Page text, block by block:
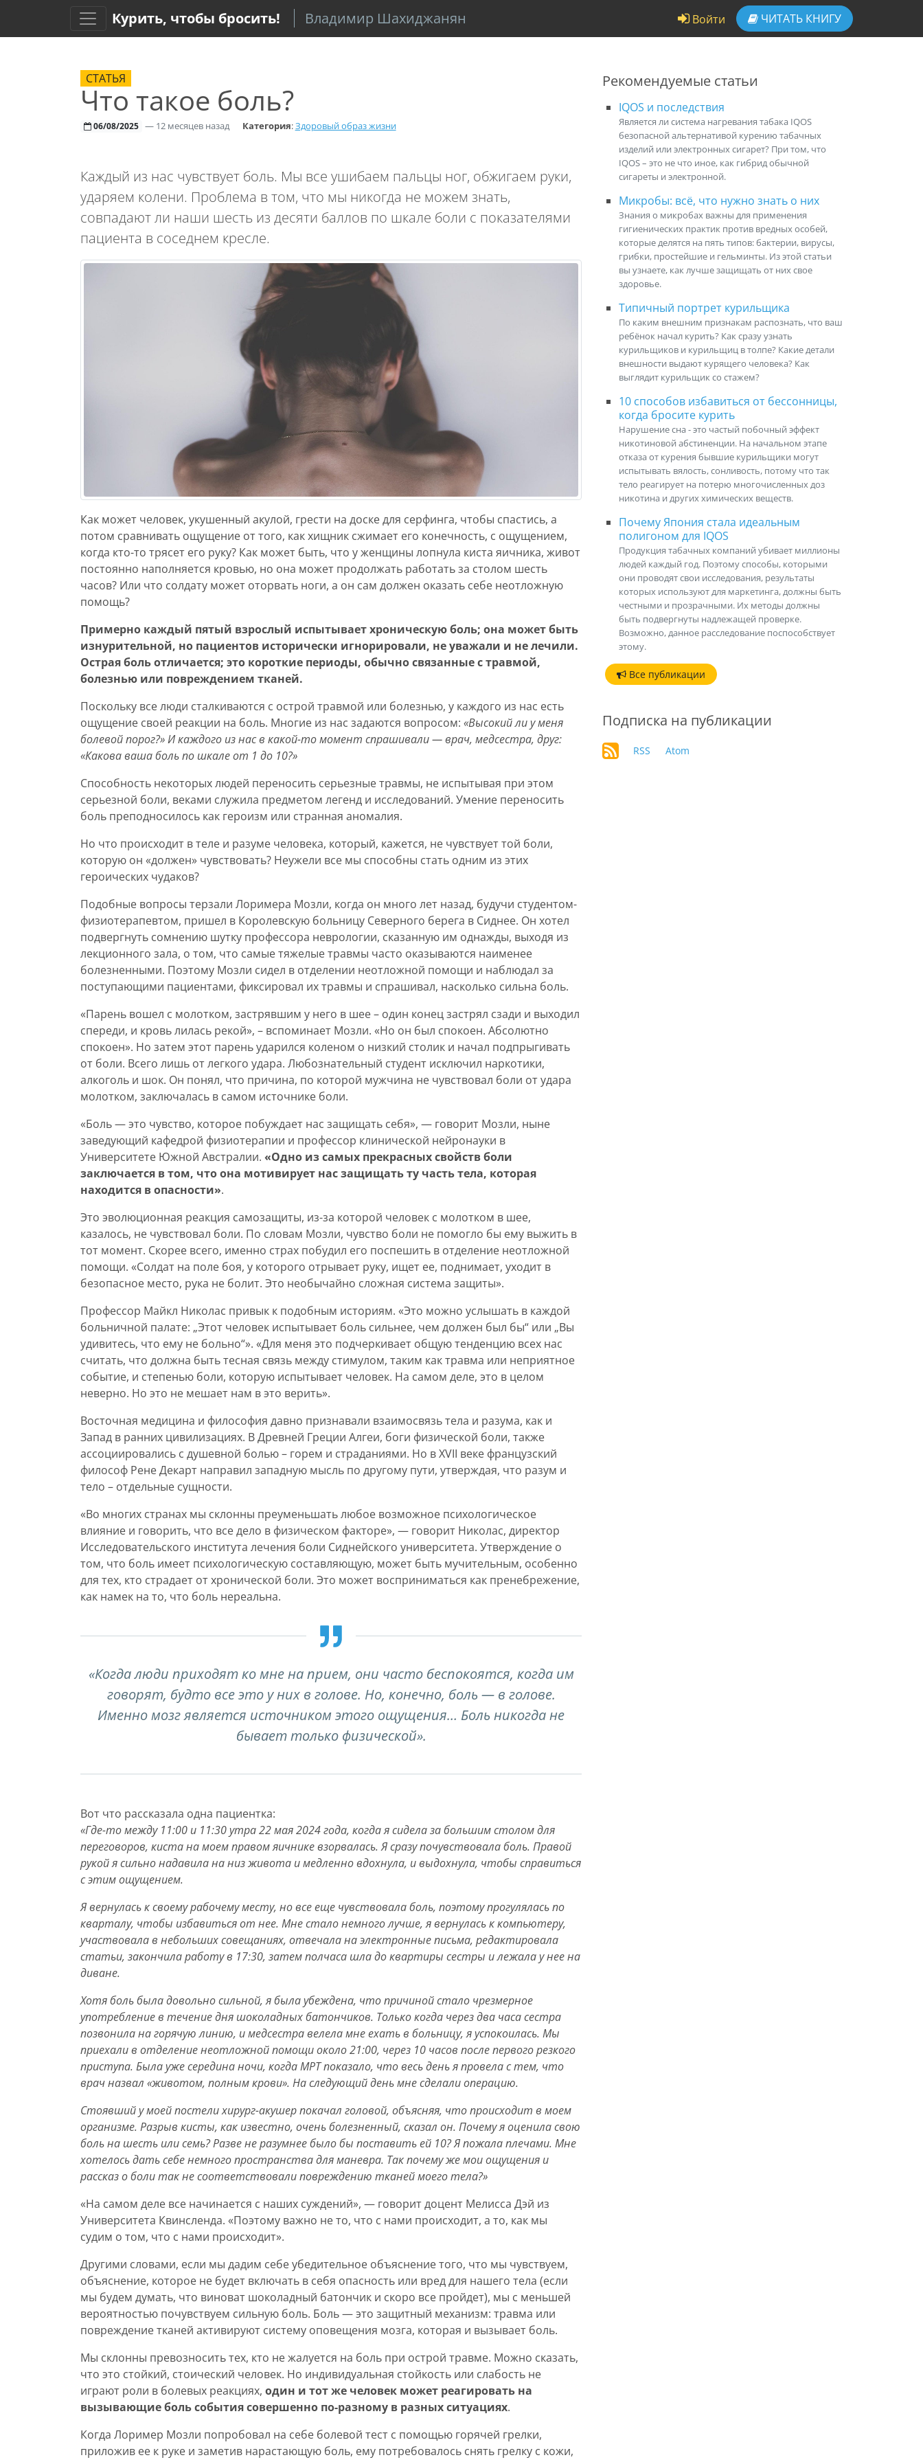
Курить, чтобы бросить! Владимир Шахиджанян Войти ЧИТАТЬ КНИГУ
СТАТЬЯ
Что такое боль?
06/08/2025 —12 месяцев назад Категория:Здоровый образ жизни
Каждый из нас чувствует боль. Мы все ушибаем пальцы ног, обжигаем руки,
ударяем колени. Проблема в том, что мы никогда не можем знать,
совпадают ли наши шесть из десяти баллов по шкале боли с показателями
пациента в соседнем кресле.
Как может человек, укушенный акулой, грести на доске для серфинга, чтобы спастись, а
потом сравнивать ощущение от того, как хищник сжимает его конечность, с ощущением,
когда кто-то трясет его руку? Как может быть, что у женщины лопнула киста яичника, живот
постоянно наполняется кровью, но она может продолжать работать за столом шесть
часов? Или что солдату может оторвать ноги, а он сам должен оказать себе неотложную
помощь?
Примерно каждый пятый взрослый испытывает хроническую боль; она может быть
изнурительной, но пациентов исторически игнорировали, не уважали и не лечили.
Острая боль отличается; это короткие периоды, обычно связанные с травмой,
болезнью или повреждением тканей.
Поскольку все люди сталкиваются с острой травмой или болезнью, у каждого из нас есть
ощущение своей реакции на боль. Многие из нас задаются вопросом: «Высокий ли у меня
болевой порог?» И каждого из нас в какой-то момент спрашивали — врач, медсестра, друг:
«Какова ваша боль по шкале от 1 до 10?»
Способность некоторых людей переносить серьезные травмы, не испытывая при этом
серьезной боли, веками служила предметом легенд и исследований. Умение переносить
боль преподносилось как героизм или странная аномалия.
Но что происходит в теле и разуме человека, который, кажется, не чувствует той боли,
которую он «должен» чувствовать? Неужели все мы способны стать одним из этих
героических чудаков?
Подобные вопросы терзали Лоримера Мозли, когда он много лет назад, будучи студентом-
физиотерапевтом, пришел в Королевскую больницу Северного берега в Сиднее. Он хотел
подвергнуть сомнению шутку профессора неврологии, сказанную им однажды, выходя из
лекционного зала, о том, что самые тяжелые травмы часто оказываются наименее
болезненными. Поэтому Мозли сидел в отделении неотложной помощи и наблюдал за
поступающими пациентами, фиксировал их травмы и спрашивал, насколько сильна боль.
«Парень вошел с молотком, застрявшим у него в шее – один конец застрял сзади и выходил
спереди, и кровь лилась рекой», – вспоминает Мозли. «Но он был спокоен. Абсолютно
спокоен». Но затем этот парень ударился коленом о низкий столик и начал подпрыгивать
от боли. Всего лишь от легкого удара. Любознательный студент исключил наркотики,
алкоголь и шок. Он понял, что причина, по которой мужчина не чувствовал боли от удара
молотком, заключалась в самом источнике боли.
«Боль — это чувство, которое побуждает нас защищать себя», — говорит Мозли, ныне
заведующий кафедрой физиотерапии и профессор клинической нейронауки в
Университете Южной Австралии. «Одно из самых прекрасных свойств боли
заключается в том, что она мотивирует нас защищать ту часть тела, которая
находится в опасности».
Это эволюционная реакция самозащиты, из-за которой человек с молотком в шее,
казалось, не чувствовал боли. По словам Мозли, чувство боли не помогло бы ему выжить в
тот момент. Скорее всего, именно страх побудил его поспешить в отделение неотложной
помощи. «Солдат на поле боя, у которого отрывает руку, ищет ее, поднимает, уходит в
безопасное место, рука не болит. Это необычайно сложная система защиты».
Профессор Майкл Николас привык к подобным историям. «Это можно услышать в каждой
больничной палате: „Этот человек испытывает боль сильнее, чем должен был бы“ или „Вы
удивитесь, что ему не больно“». «Для меня это подчеркивает общую тенденцию всех нас
считать, что должна быть тесная связь между стимулом, таким как травма или неприятное
событие, и степенью боли, которую испытывает человек. На самом деле, это в целом
неверно. Но это не мешает нам в это верить».
Восточная медицина и философия давно признавали взаимосвязь тела и разума, как и
Запад в ранних цивилизациях. В Древней Греции Алгеи, боги физической боли, также
ассоциировались с душевной болью – горем и страданиями. Но в XVII веке французский
философ Рене Декарт направил западную мысль по другому пути, утверждая, что разум и
тело – отдельные сущности.
«Во многих странах мы склонны преуменьшать любое возможное психологическое
влияние и говорить, что все дело в физическом факторе», — говорит Николас, директор
Исследовательского института лечения боли Сиднейского университета. Утверждение о
том, что боль имеет психологическую составляющую, может быть мучительным, особенно
для тех, кто страдает от хронической боли. Это может восприниматься как пренебрежение,
как намек на то, что боль нереальна.
«Когда люди приходят ко мне на прием, они часто беспокоятся, когда им
говорят, будто все это у них в голове. Но, конечно, боль — в голове.
Именно мозг является источником этого ощущения… Боль никогда не
бывает только физической».
Вот что рассказала одна пациентка:
«Где-то между 11:00 и 11:30 утра 22 мая 2024 года, когда я сидела за большим столом для
переговоров, киста на моем правом яичнике взорвалась. Я сразу почувствовала боль. Правой
рукой я сильно надавила на низ живота и медленно вдохнула, и выдохнула, чтобы справиться
с этим ощущением.
Я вернулась к своему рабочему месту, но все еще чувствовала боль, поэтому прогулялась по
кварталу, чтобы избавиться от нее. Мне стало немного лучше, я вернулась к компьютеру,
участвовала в небольших совещаниях, отвечала на электронные письма, редактировала
статьи, закончила работу в 17:30, затем полчаса шла до квартиры сестры и лежала у нее на
диване.
Хотя боль была довольно сильной, я была убеждена, что причиной стало чрезмерное
употребление в течение дня шоколадных батончиков. Только когда через два часа сестра
позвонила на горячую линию, и медсестра велела мне ехать в больницу, я успокоилась. Мы
приехали в отделение неотложной помощи около 21:00, через 10 часов после первого резкого
приступа. Была уже середина ночи, когда МРТ показало, что весь день я провела с тем, что
врач назвал «животом, полным крови». На следующий день мне сделали операцию.
Стоявший у моей постели хирург-акушер покачал головой, объясняя, что происходит в моем
организме. Разрыв кисты, как известно, очень болезненный, сказал он. Почему я оценила свою
боль на шесть или семь? Разве не разумнее было бы поставить ей 10? Я пожала плечами. Мне
хотелось дать себе немного пространства для маневра. Так почему же мои ощущения и
рассказ о боли так не соответствовали повреждению тканей моего тела?»
«На самом деле все начинается с наших суждений», — говорит доцент Мелисса Дэй из
Университета Квинсленда. «Поэтому важно не то, что с нами происходит, а то, как мы
судим о том, что с нами происходит».
Другими словами, если мы дадим себе убедительное объяснение того, что мы чувствуем,
объяснение, которое не будет включать в себя опасность или вред для нашего тела (если
мы будем думать, что виноват шоколадный батончик и скоро все пройдет), мы с меньшей
вероятностью почувствуем сильную боль. Боль — это защитный механизм: травма или
повреждение тканей активируют систему оповещения мозга, которая и вызывает боль.
Мы склонны превозносить тех, кто не жалуется на боль при острой травме. Можно сказать,
что это стойкий, стоический человек. Но индивидуальная стойкость или слабость не
играют роли в болевых реакциях, один и тот же человек может реагировать на
вызывающие боль события совершенно по-разному в разных ситуациях.
Когда Лоример Мозли попробовал на себе болевой тест с помощью горячей грелки,
приложив ее к руке и заметив нарастающую боль, ему потребовалось снять грелку с кожи,
Рекомендуемые статьи
IQOS и последствия
Является ли система нагревания табака IQOS
безопасной альтернативой курению табачных
изделий или электронных сигарет? При том, что
IQOS – это не что иное, как гибрид обычной
сигареты и электронной.
Микробы: всё, что нужно знать о них
Знания о микробах важны для применения
гигиенических практик против вредных особей,
которые делятся на пять типов: бактерии, вирусы,
грибки, простейшие и гельминты. Из этой статьи
вы узнаете, как лучше защищать от них свое
здоровье.
Типичный портрет курильщика
По каким внешним признакам распознать, что ваш
ребёнок начал курить? Как сразу узнать
курильщиков и курильщиц в толпе? Какие детали
внешности выдают курящего человека? Как
выглядит курильщик со стажем?
10 способов избавиться от бессонницы,
когда бросите курить
Нарушение сна - это частый побочный эффект
никотиновой абстиненции. На начальном этапе
отказа от курения бывшие курильщики могут
испытывать вялость, сонливость, потому что так
тело реагирует на потерю многочисленных доз
никотина и других химических веществ.
Почему Япония стала идеальным
полигоном для IQOS
Продукция табачных компаний убивает миллионы
людей каждый год. Поэтому способы, которыми
они проводят свои исследования, результаты
которых используют для маркетинга, должны быть
честными и прозрачными. Их методы должны
быть подвергнуты надлежащей проверке.
Возможно, данное расследование поспособствует
этому.
Все публикации
Подписка на публикации
RSS Atom